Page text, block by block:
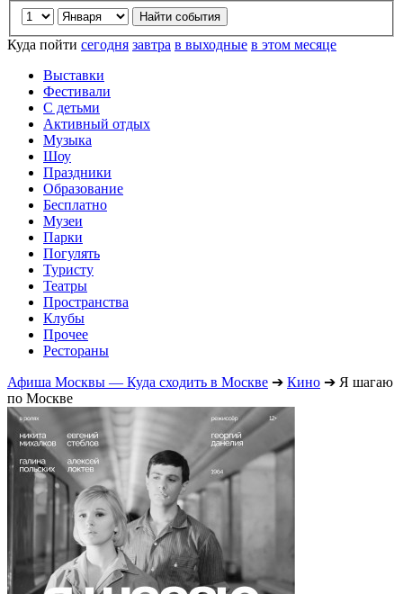
Куда пойти сегодня завтра в выходные в этом месяце
Выставки
Фестивали
С детьми
Активный отдых
Музыка
Шоу
Праздники
Образование
Бесплатно
Музеи
Парки
Погулять
Туристу
Театры
Пространства
Клубы
Прочее
Рестораны
Афиша Москвы — Куда сходить в Москве ➔ Кино ➔ Я шагаю
по Москве